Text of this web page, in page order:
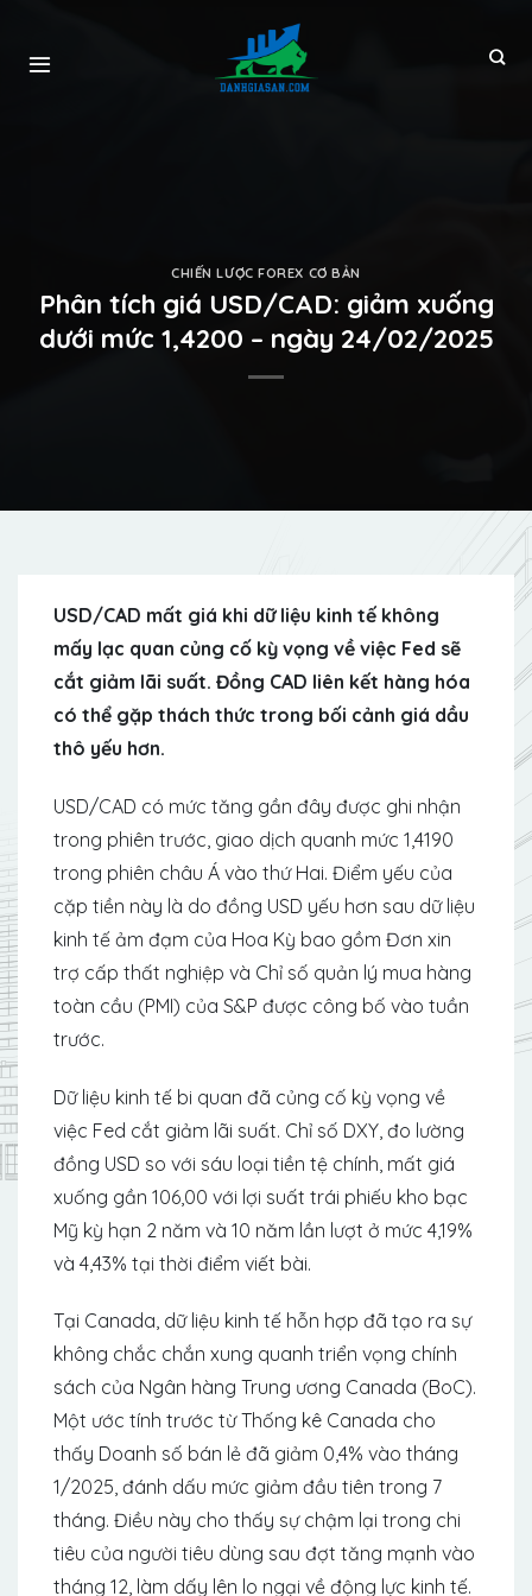
CHIẾN LƯỢC FOREX CƠ BẢN
Phân tích giá USD/CAD: giảm xuống
dưới mức 1,4200 – ngày 24/02/2025
USD/CAD mất giá khi dữ liệu kinh tế không
mấy lạc quan củng cố kỳ vọng về việc Fed sẽ
cắt giảm lãi suất. Đồng CAD liên kết hàng hóa
có thể gặp thách thức trong bối cảnh giá dầu
thô yếu hơn.
USD/CAD có mức tăng gần đây được ghi nhận
trong phiên trước, giao dịch quanh mức 1,4190
trong phiên châu Á vào thứ Hai. Điểm yếu của
cặp tiền này là do đồng USD yếu hơn sau dữ liệu
kinh tế ảm đạm của Hoa Kỳ bao gồm Đơn xin
trợ cấp thất nghiệp và Chỉ số quản lý mua hàng
toàn cầu (PMI) của S&P được công bố vào tuần
trước.
Dữ liệu kinh tế bi quan đã củng cố kỳ vọng về
việc Fed cắt giảm lãi suất. Chỉ số DXY, đo lường
đồng USD so với sáu loại tiền tệ chính, mất giá
xuống gần 106,00 với lợi suất trái phiếu kho bạc
Mỹ kỳ hạn 2 năm và 10 năm lần lượt ở mức 4,19%
và 4,43% tại thời điểm viết bài.
Tại Canada, dữ liệu kinh tế hỗn hợp đã tạo ra sự
không chắc chắn xung quanh triển vọng chính
sách của Ngân hàng Trung ương Canada (BoC).
Một ước tính trước từ Thống kê Canada cho
thấy Doanh số bán lẻ đã giảm 0,4% vào tháng
1/2025, đánh dấu mức giảm đầu tiên trong 7
tháng. Điều này cho thấy sự chậm lại trong chi
tiêu của người tiêu dùng sau đợt tăng mạnh vào
tháng 12, làm dấy lên lo ngại về động lực kinh tế.